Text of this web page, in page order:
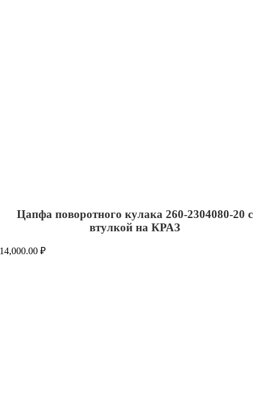
Цапфа поворотного кулака 260-2304080-20 с
втулкой на КРАЗ
14,000.00₽